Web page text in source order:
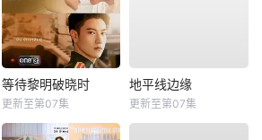
等待黎明破晓时
更新至第07集
地平线边缘
更新至第07集